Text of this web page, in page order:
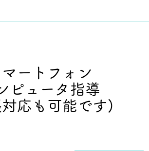
ートフォン
ピュータ指導
応も可能です)